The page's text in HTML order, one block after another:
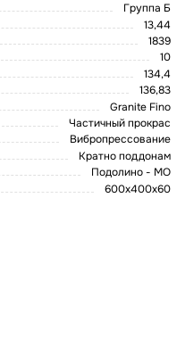
Группа Б
13,44
1839
10
134,4
136,83
Granite Fino
Частичный прокрас
Вибропрессование
Кратно поддонам
Подолино - МО
600x400x60